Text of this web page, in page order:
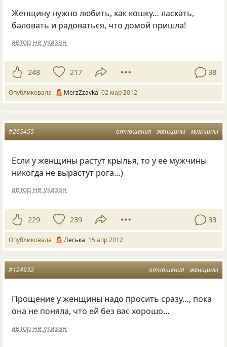
Женщину нужно любить, как кошку… ласкать,
баловать и радоваться, что домой пришла!
автор не указан
248 217 38
Опубликовала MerzZzavka 02 мар 2012
отношения женщины мужчины
#265455
Если у женщины растут крылья, то у ее мужчины
никогда не вырастут рога…)
автор не указан
229 239 33
Опубликовала Леська 15 апр 2012
отношения женщины
#124932
Прощение у женщины надо просить сразу…, пока
она не поняла, что ей без вас хорошо…
автор не указан